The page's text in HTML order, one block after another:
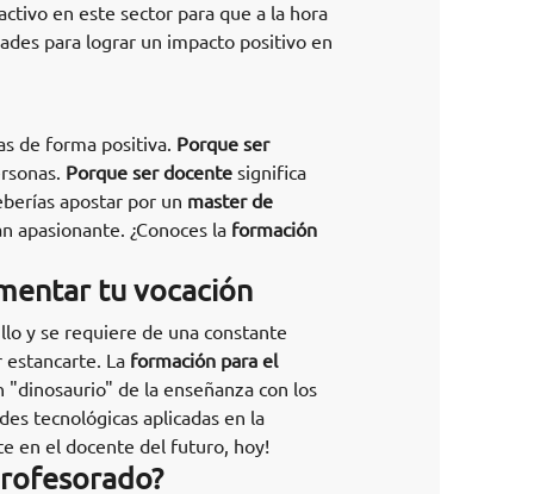
en este sector para que a la hora
para lograr un impacto positivo en
de forma positiva. Porque ser
Porque ser docentesignifica
apostar por un master de
¿Conoces la formación
tu vocación
y se requiere de una constante
La formación para el
de la enseñanza con los
tecnológicas aplicadas en la
en el docente del futuro, hoy!